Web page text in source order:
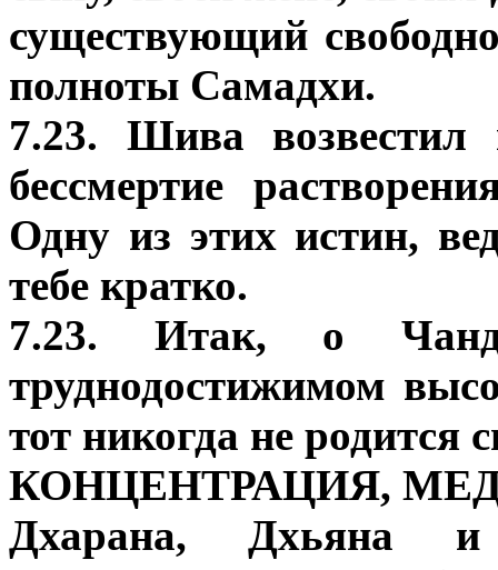
существующий
полноты Самадхи.
7.23. Шива
бессмертие
Одну из этих истин,
тебе кратко.
7.23. Итак, о
труднодостижимом
тот никогда не родится
КОНЦЕНТРАЦИЯ,
Дхарана, Дхьяна и